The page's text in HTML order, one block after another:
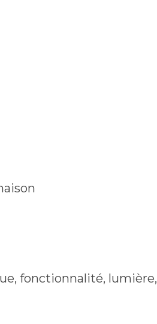
fonctionnalité, lumière,